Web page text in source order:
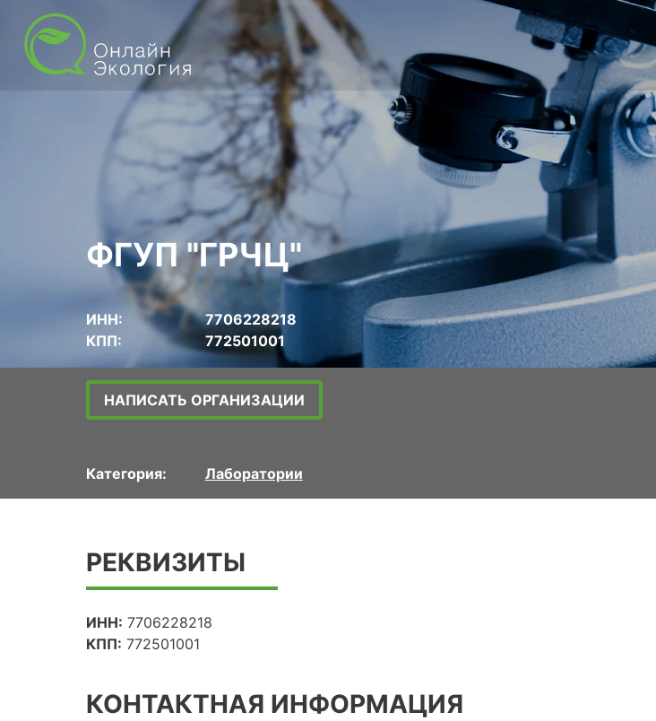
ФГУП "ГРЧЦ"
ИНН:
7706228218
КПП:
772501001
НАПИСАТЬ ОРГАНИЗАЦИИ
Категория: Лаборатории
РЕКВИЗИТЫ
ИНН: 7706228218
КПП: 772501001
КОНТАКТНАЯ ИНФОРМАЦИЯ